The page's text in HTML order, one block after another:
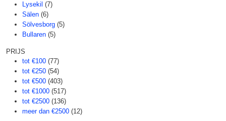
Lysekil (7)
Sälen (6)
Sölvesborg (5)
Bullaren (5)
PRIJS
tot €100 (77)
tot €250 (54)
tot €500 (403)
tot €1000 (517)
tot €2500 (136)
meer dan €2500 (12)